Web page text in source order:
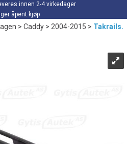
innen 2-4 virkedager
åpent kjøp
>Caddy>2004-2015>Takrails.